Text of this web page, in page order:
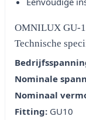
OMNILUX GU-
Technische
Nominale
Nominaal
Fitting: GU10